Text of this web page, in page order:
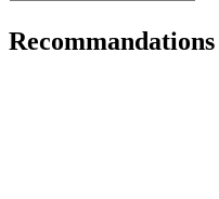
Recommandations